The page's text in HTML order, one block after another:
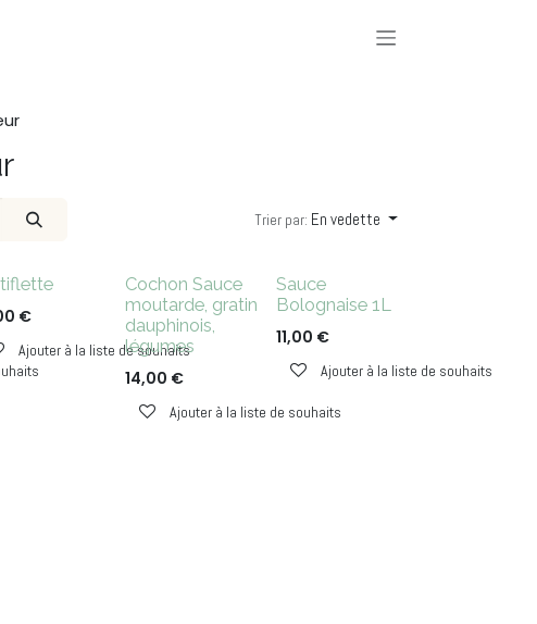
Trier par: En vedette
€
Ajouter à la liste de souhaits
Cochon Sauce
moutarde, gratin
dauphinois,
légumes
14,00 €
Ajouter à la liste de souhaits
Sauce
Bolognaise 1L
11,00 €
Ajouter à la liste de souhaits